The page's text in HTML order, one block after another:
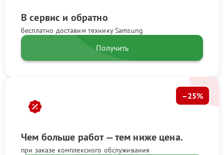
В сервис и обратно
бесплатно доставим технику Samsung
Получить
Чем больше работ — тем ниже цена.
при заказе комплексного обслуживания
–25%